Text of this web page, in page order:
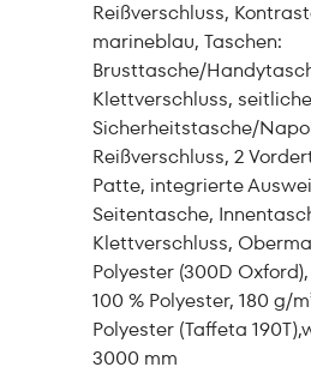
Reißverschluss,
marineblau, Taschen:
Brusttasche/
Klettverschluss, seitliche
Sicherheitstasche/
Reißverschluss, 2
Patte, integrierte
Seitentasche,
Klettverschluss,
Polyester (300D
100 % Polyester, 180 g/
Polyester (Taffeta
3000 mm